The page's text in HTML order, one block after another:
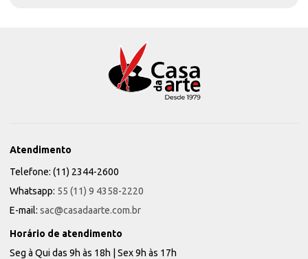
Atendimento
Telefone: (11) 2344-2600
Whatsapp: 55 (11) 9 4358-2220
E-mail: sac@casadaarte.com.br
Horário de atendimento
Seg à Qui das 9h às 18h | Sex 9h às 17h